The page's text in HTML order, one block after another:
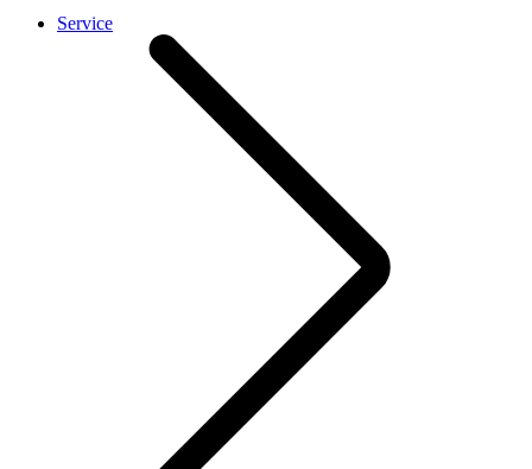
Service